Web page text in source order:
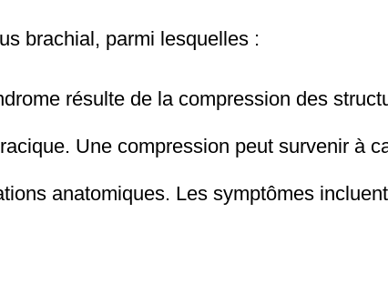
brachial, parmi lesquelles :
résulte de la compression des
Une compression peut survenir à
anatomiques. Les symptômes